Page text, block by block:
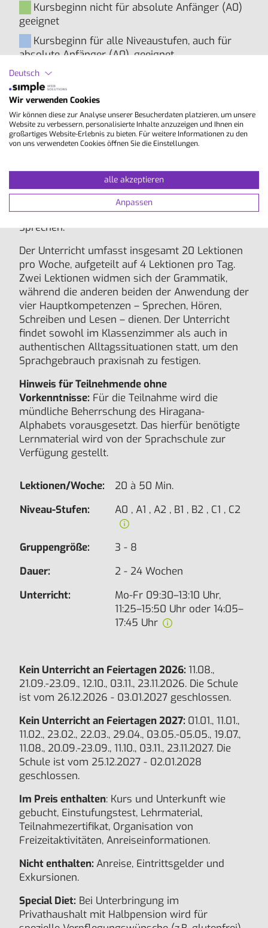
Kursbeginn nicht für absolute Anfänger (A0)
geeignet
Kursbeginn für alle Niveaustufen, auch für
absolute Anfänger (A0), geeignet
Inhalte
Der Standardkurs im Fach Allgemeinsprache
Japanisch richtet seinen Schwerpunkt auf das
In kleinen Lerngruppen wird praxisnahes,
modernes Japanisch vermittelt – mit
abwechslungsreichen Materialien und
zahlreichen Gelegenheiten zum aktiven
Sprechen.
Der Unterricht umfasst insgesamt 20 Lektionen
pro Woche, aufgeteilt auf 4 Lektionen pro Tag.
Zwei Lektionen widmen sich der Grammatik,
während die anderen beiden der Anwendung der
vier Hauptkompetenzen – Sprechen, Hören,
Schreiben und Lesen – dienen. Der Unterricht
findet sowohl im Klassenzimmer als auch in
authentischen Alltagssituationen statt, um den
Sprachgebrauch praxisnah zu festigen.
Hinweis für Teilnehmende ohne
Vorkenntnisse: Für die Teilnahme wird die
mündliche Beherrschung des Hiragana-
Alphabets vorausgesetzt. Das hierfür benötigte
Lernmaterial wird von der Sprachschule zur
Verfügung gestellt.
Lektionen/Woche:
20 à 50 Min.
Niveau-Stufen:
A0 , A1 , A2 , B1 , B2 , C1 , C2
Gruppengröße:
3 - 8
Dauer:
2 - 24 Wochen
Unterricht:
Mo-Fr 09:30–13:10 Uhr,
11:25–15:50 Uhr oder 14:05–
17:45 Uhr
Kein Unterricht an Feiertagen 2026: 11.08.,
21.09.-23.09., 12.10., 03.11., 23.11.2026. Die Schule
ist vom 26.12.2026 - 03.01.2027 geschlossen.
Kein Unterricht an Feiertagen 2027: 01.01., 11.01.,
11.02., 23.02., 22.03., 29.04., 03.05.-05.05., 19.07.,
11.08., 20.09.-23.09., 11.10., 03.11., 23.11.2027. Die
Schule ist vom 25.12.2027 - 02.01.2028
geschlossen.
Im Preis enthalten: Kurs und Unterkunft wie
gebucht, Einstufungstest, Lehrmaterial,
Teilnahmezertifikat, Organisation von
Freizeitaktivitäten, Anreiseinformationen.
Nicht enthalten: Anreise, Eintrittsgelder und
Exkursionen.
Special Diet: Bei Unterbringung im
Privathaushalt mit Halbpension wird für
Deutsch
Wir verwenden Cookies
Wir können diese zur Analyse unserer Besucherdaten platzieren, um unsere
Website zu verbessern, personalisierte Inhalte anzuzeigen und Ihnen ein
großartiges Website-Erlebnis zu bieten. Für weitere Informationen zu den
von uns verwendeten Cookies öffnen Sie die Einstellungen.
alle akzeptieren
Anpassen